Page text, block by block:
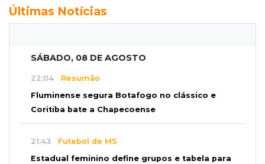
Últimas Notícias
SÁBADO, 08 DE AGOSTO
22:04 Resumão
Fluminense segura Botafogo no clássico e
Coritiba bate a Chapecoense
21:43 Futebol de MS
Estadual feminino define grupos e tabela para